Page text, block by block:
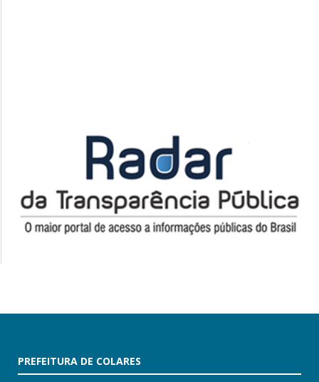
PREFEITURA DE COLARES